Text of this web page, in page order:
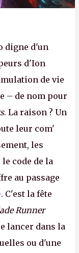
digne d'un
d'Ion
de vie
– de nom pour
. La raison ? Un
leur com'
les
code de la
au passage
. C'est la fête
Runner
lancer dans la
ou d'une